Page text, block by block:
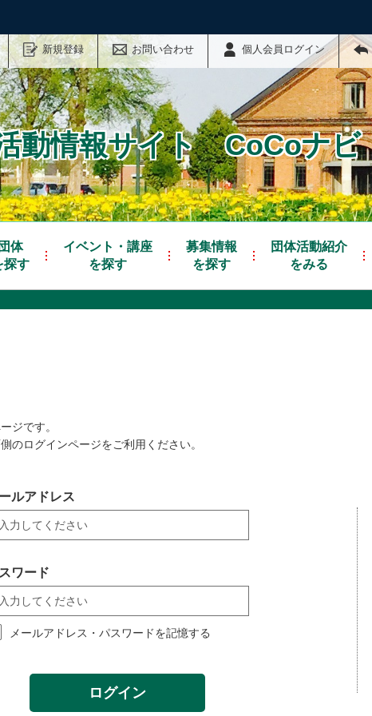
新規登録 お問い合わせ 個人会員ログイン
動情報サイト CoCoナビ
団体
探す
イベント・講座
を探す
募集情報
を探す
団体活動紹介
をみる
ジです。
のログインページをご利用ください。
ルアドレス
ワード
メールアドレス・パスワードを記憶する
ログイン